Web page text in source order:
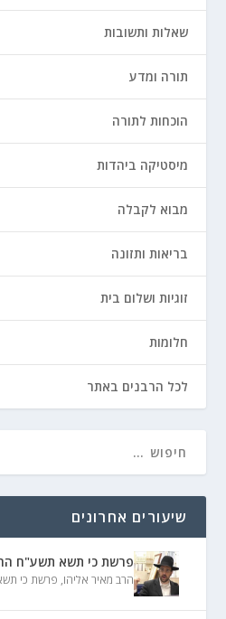
שאלות ותשובות
תורה ומדע
הוכחות לתורה
מיסטיקה ביהדות
מבוא לקבלה
בריאות ותזונה
זוגיות ושלום בית
חלומות
לכל הרבנים באתר
שיעורים אחרונים
פרשת כי תשא תשע"ח
הרב מאיר אליהו, פרשת כי